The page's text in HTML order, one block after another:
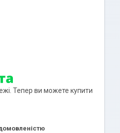
Тепер ви можете купити